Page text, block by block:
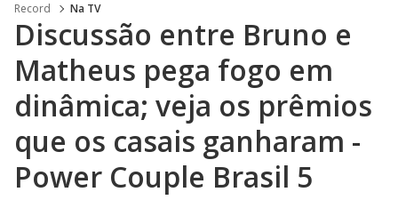
Record Na TV
Discussão entre Bruno e
Matheus pega fogo em
dinâmica; veja os prêmios
que os casais ganharam -
Power Couple Brasil 5